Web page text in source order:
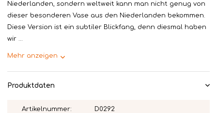
Niederlanden, sondern weltweit kann man nicht genug von
dieser besonderen Vase aus den Niederlanden bekommen.
Diese Version ist ein subtiler Blickfang, denn diesmal haben
wir ...
Mehr anzeigen
Produktdaten
Artikelnummer: D0292